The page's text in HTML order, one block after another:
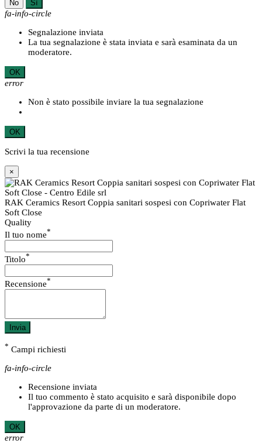
No Sì
fa-info-circle
Segnalazione inviata
La tua segnalazione è stata inviata e sarà esaminata da un
moderatore.
OK
error
Non è stato possibile inviare la tua segnalazione
OK
Scrivi la tua recensione
×
RAK Ceramics Resort Coppia sanitari sospesi con Copriwater Flat
Soft Close
Quality
Il tuo nome*
Titolo*
Recensione*
Invia
* Campi richiesti
fa-info-circle
Recensione inviata
Il tuo commento è stato acquisito e sarà disponibile dopo
l'approvazione da parte di un moderatore.
OK
error